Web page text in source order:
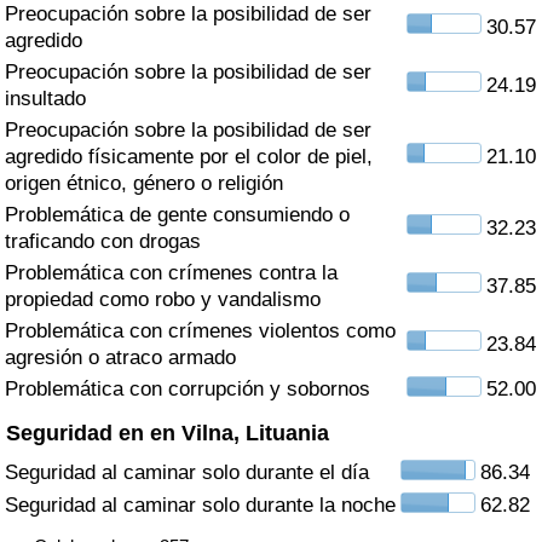
Preocupación sobre la posibilidad de ser
agredido
30.57
Preocupación sobre la posibilidad de ser
insultado
24.19
Preocupación sobre la posibilidad de ser
agredido físicamente por el color de piel,
origen étnico, género o religión
21.10
Problemática de gente consumiendo o
traficando con drogas
32.23
Problemática con crímenes contra la
propiedad como robo y vandalismo
37.85
Problemática con crímenes violentos como
agresión o atraco armado
23.84
Problemática con corrupción y sobornos
52.00
Seguridad en en Vilna, Lituania
Seguridad al caminar solo durante el día
86.34
Seguridad al caminar solo durante la noche
62.82
Índice de Sanidad por País
Contaminación
Índice de Contaminación (Actual)
Índice de contaminación
Índice de Contaminación por País
Tráfico
Índice de Tráfico
Índice de Tráfico (Actual)